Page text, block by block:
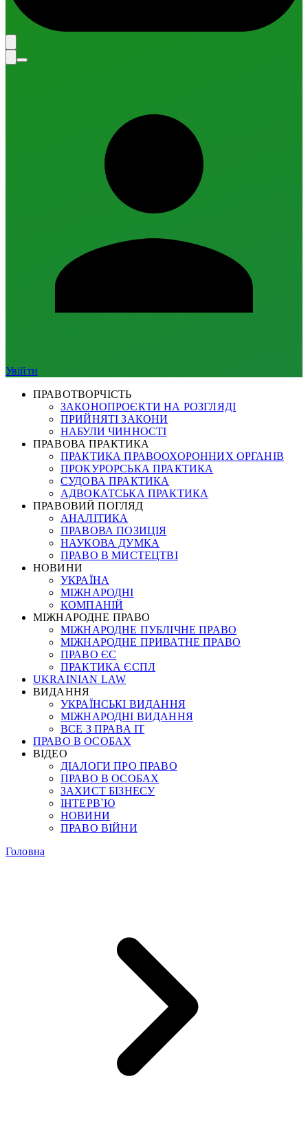
Увійти
ПРАВОТВОРЧІСТЬ
ЗАКОНОПРОЄКТИ НА РОЗГЛЯДІ
ПРИЙНЯТІ ЗАКОНИ
НАБУЛИ ЧИННОСТІ
ПРАВОВА ПРАКТИКА
ПРАКТИКА ПРАВООХОРОННИХ ОРГАНІВ
ПРОКУРОРСЬКА ПРАКТИКА
СУДОВА ПРАКТИКА
АДВОКАТСЬКА ПРАКТИКА
ПРАВОВИЙ ПОГЛЯД
АНАЛІТИКА
ПРАВОВА ПОЗИЦІЯ
НАУКОВА ДУМКА
ПРАВО В МИСТЕЦТВІ
НОВИНИ
УКРАЇНА
МІЖНАРОДНІ
КОМПАНІЙ
МІЖНАРОДНЕ ПРАВО
МІЖНАРОДНЕ ПУБЛІЧНЕ ПРАВО
МІЖНАРОДНЕ ПРИВАТНЕ ПРАВО
ПРАВО ЄС
ПРАКТИКА ЄСПЛ
UKRAINIAN LAW
ВИДАННЯ
УКРАЇНСЬКІ ВИДАННЯ
МІЖНАРОДНІ ВИДАННЯ
ВСЕ З ПРАВА ІТ
ПРАВО В ОСОБАХ
ВІДЕО
ДІАЛОГИ ПРО ПРАВО
ПРАВО В ОСОБАХ
ЗАХИСТ БІЗНЕСУ
ІНТЕРВ`Ю
НОВИНИ
ПРАВО ВІЙНИ
Головна